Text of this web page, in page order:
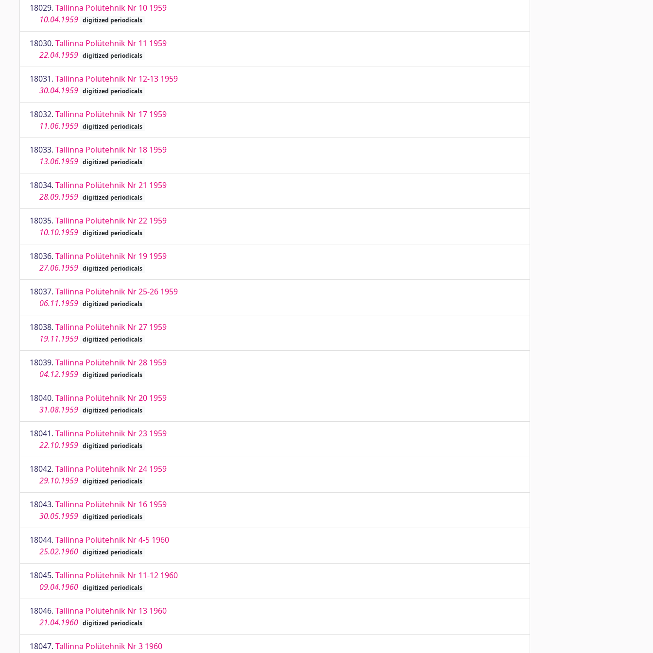
18029. Tallinna Polütehnik Nr 10 1959
10.04.1959 digitized periodicals
18030. Tallinna Polütehnik Nr 11 1959
22.04.1959 digitized periodicals
18031. Tallinna Polütehnik Nr 12-13 1959
30.04.1959 digitized periodicals
18032. Tallinna Polütehnik Nr 17 1959
11.06.1959 digitized periodicals
18033. Tallinna Polütehnik Nr 18 1959
13.06.1959 digitized periodicals
18034. Tallinna Polütehnik Nr 21 1959
28.09.1959 digitized periodicals
18035. Tallinna Polütehnik Nr 22 1959
10.10.1959 digitized periodicals
18036. Tallinna Polütehnik Nr 19 1959
27.06.1959 digitized periodicals
18037. Tallinna Polütehnik Nr 25-26 1959
06.11.1959 digitized periodicals
18038. Tallinna Polütehnik Nr 27 1959
19.11.1959 digitized periodicals
18039. Tallinna Polütehnik Nr 28 1959
04.12.1959 digitized periodicals
18040. Tallinna Polütehnik Nr 20 1959
31.08.1959 digitized periodicals
18041. Tallinna Polütehnik Nr 23 1959
22.10.1959 digitized periodicals
18042. Tallinna Polütehnik Nr 24 1959
29.10.1959 digitized periodicals
18043. Tallinna Polütehnik Nr 16 1959
30.05.1959 digitized periodicals
18044. Tallinna Polütehnik Nr 4-5 1960
25.02.1960 digitized periodicals
18045. Tallinna Polütehnik Nr 11-12 1960
09.04.1960 digitized periodicals
18046. Tallinna Polütehnik Nr 13 1960
21.04.1960 digitized periodicals
18047. Tallinna Polütehnik Nr 3 1960